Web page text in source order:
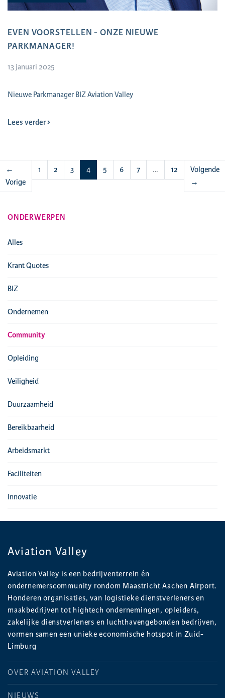
EVEN VOORSTELLEN - ONZE NIEUWE
PARKMANAGER!
13 januari 2025
Nieuwe Parkmanager BIZ Aviation Valley
Lees verder
←
Vorige
1 2 3 4(huidige)
5 6 7 … 12
Volgende
→
ONDERWERPEN
Alles
Krant Quotes
BIZ
Ondernemen
Community
Opleiding
Veiligheid
Duurzaamheid
Bereikbaarheid
Arbeidsmarkt
Faciliteiten
Innovatie
Aviation Valley
Aviation Valley is een bedrijventerrein én
ondernemerscommunity rondom Maastricht Aachen Airport.
Honderen organisaties, van logistieke dienstverleners en
maakbedrijven tot hightech ondernemingen, opleiders,
zakelijke dienstverleners en luchthavengebonden bedrijven,
vormen samen een unieke economische hotspot in Zuid-
Limburg
OVER AVIATION VALLEY
NIEUWS